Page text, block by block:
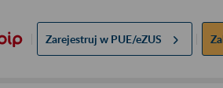
Zarejestruj w PUE/eZUS